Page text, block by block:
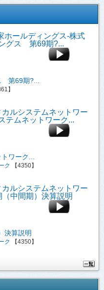
第69期?...
】
ワーク...
ク 【4350】
決算説明
ク 【4350】